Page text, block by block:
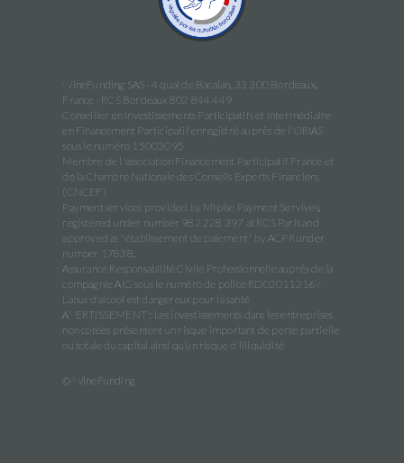
WineFunding SAS · 4 quai de Bacalan, 33 300 Bordeaux,
France · RCS Bordeaux 802 844 449
Conseiller en Investissements Participatifs et Intermédiaire
en Financement Participatif enregistré auprès de l'ORIAS
sous le numéro 15003095
Membre de l'association Financement Participatif France et
de la Chambre Nationale des Conseils Experts Financiers
(CNCEF)
Payment services provided by Mipise Payment Servives,
registered under number 982 228 397 at RCS Paris and
approved as "établissement de paiement" by ACPR under
number 17838.
Assurance Responsabilité Civile Professionnelle auprès de la
compagnie AIG sous le numéro de police RD02011216Y
L’abus d’alcool est dangereux pour la santé
AVERTISSEMENT : Les investissements dans les entreprises
non cotées présentent un risque important de perte partielle
ou totale du capital ainsi qu’un risque d’illiquidité
© WineFunding